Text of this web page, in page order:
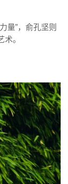
”，俞孔坚则
。